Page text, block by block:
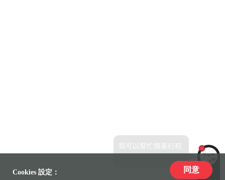
LiLi
我可以幫忙摘要行程
特色~
Cookies 設定： 同意